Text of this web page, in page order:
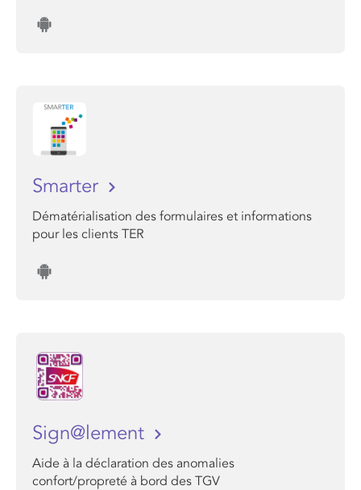
Smarter
Dématérialisation des formulaires et informations
pour les clients TER
Sign@lement
Aide à la déclaration des anomalies
confort/propreté à bord des TGV